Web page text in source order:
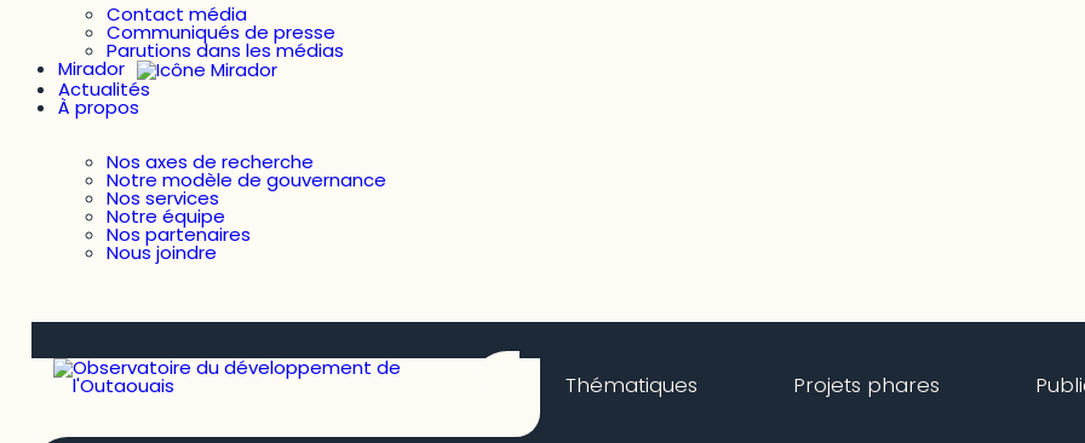
Contact média
Communiqués de presse
Parutions dans les médias
Mirador
Actualités
À propos
Nos axes de recherche
Notre modèle de gouvernance
Nos services
Notre équipe
Nos partenaires
Nous joindre
Thématiques Projets phares